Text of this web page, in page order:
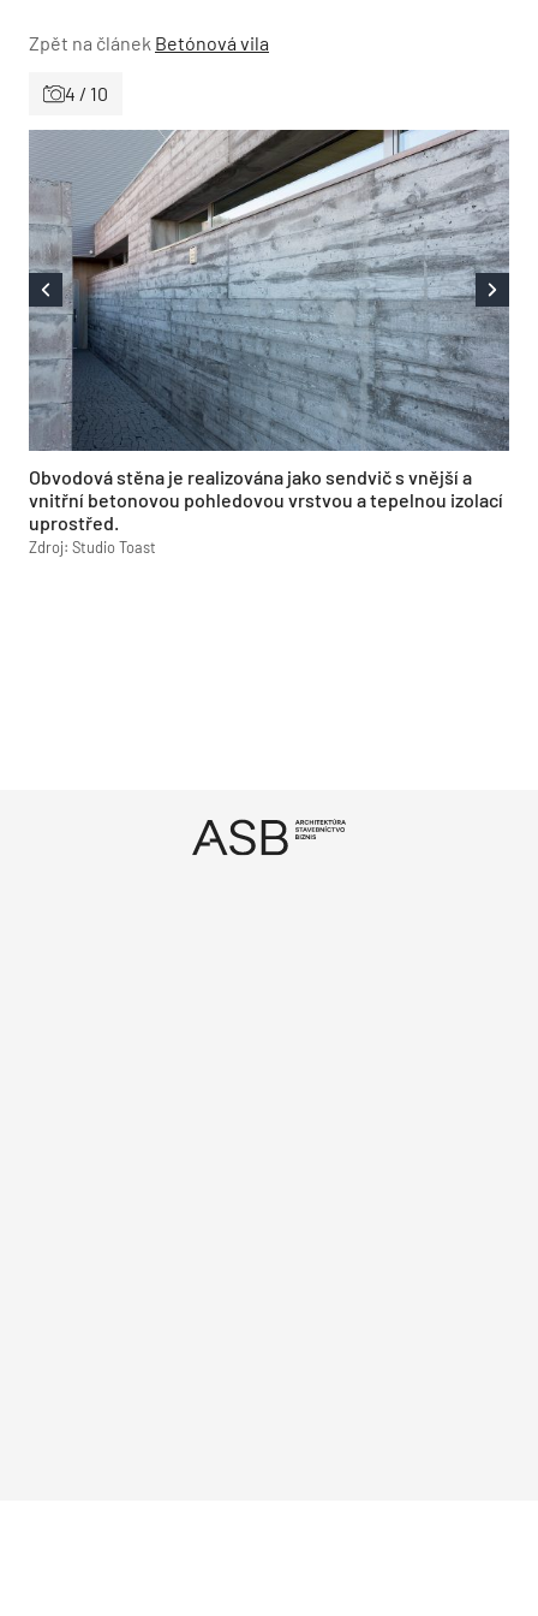
Zpět na článek Betónová vila
4 / 10
Obvodová stěna je realizována jako sendvič s vnější a
vnitřní betonovou pohledovou vrstvou a tepelnou izolací
uprostřed.
Zdroj: Studio Toast